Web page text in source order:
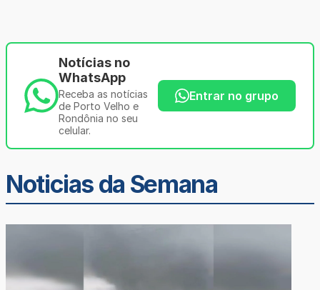
Notícias no
WhatsApp
Receba as notícias
de Porto Velho e
Rondônia no seu
celular.
Entrar no grupo
Noticias da Semana